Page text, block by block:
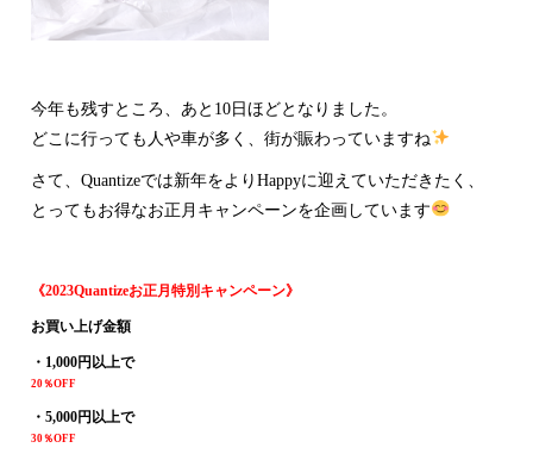
今年も残すところ、あと10日ほどとなりました。
どこに行っても人や車が多く、街が賑わっていますね
さて、Quantizeでは新年をよりHappyに迎えていただきたく、
とってもお得なお正月キャンペーンを企画しています
《2023Quantizeお正月特別キャンペーン》
お買い上げ金額
・1,000円以上で
20％OFF
・5,000円以上で
30％OFF